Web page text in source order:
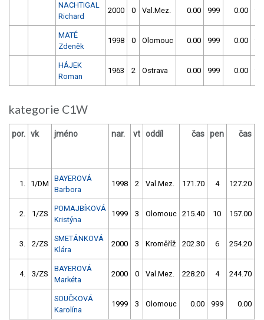
NACHTIGAL
Richard
2000 0 Val.Mez. 0.00 999 0.00
MATÉ
Zdeněk
1998 0 Olomouc 0.00 999 0.00
HÁJEK
Roman
1963 2 Ostrava 0.00 999 0.00
kategorie C1W
por. vk jméno nar. vt oddíl čas pen čas
1. 1/DM
BAYEROVÁ
Barbora
1998 2 Val.Mez. 171.70 4 127.20
2. 1/ZS
POMAJBÍKOVÁ
Kristýna
1999 3 Olomouc 215.40 10 157.00
3. 2/ZS
SMETÁNKOVÁ
Klára
2000 3 Kroměříž 202.30 6 254.20
4. 3/ZS
BAYEROVÁ
Markéta
2000 0 Val.Mez. 228.20 4 244.70
SOUČKOVÁ
Karolína
1999 3 Olomouc 0.00 999 0.00